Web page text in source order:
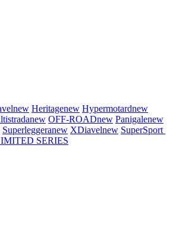
new Heritagenew Hypermotardnew
new OFF-ROADnew Panigalenew
Superleggeranew XDiavelnew SuperSport
SERIES